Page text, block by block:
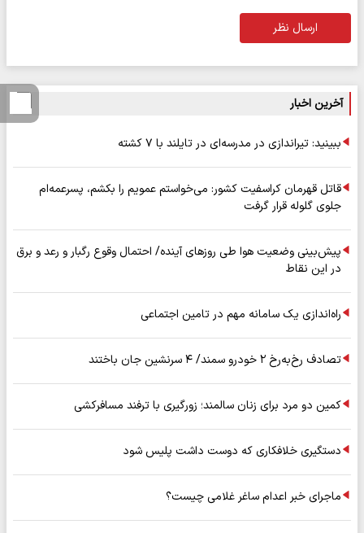
ارسال نظر
آخرین اخبار
ببینید: تیراندازی در مدرسه‌ای در تایلند با ۷ کشته
قاتل قهرمان کراسفیت کشور: می‌خواستم عمویم را بکشم، پسرعمه‌ام
جلوی گلوله قرار گرفت
پیش‌بینی وضعیت هوا طی روزهای آینده/ احتمال وقوع رگبار و رعد و برق
در این نقاط
راه‌اندازی یک سامانه مهم در تامین اجتماعی
تصادف رخ‌به‌رخ ۲ خودرو سمند/ ۴ سرنشین جان باختند
کمین دو مرد برای زنان سالمند؛ زورگیری با ترفند مسافرکشی
دستگیری خلافکاری که دوست داشت پلیس شود
ماجرای خبر اعدام ساغر غلامی چیست؟